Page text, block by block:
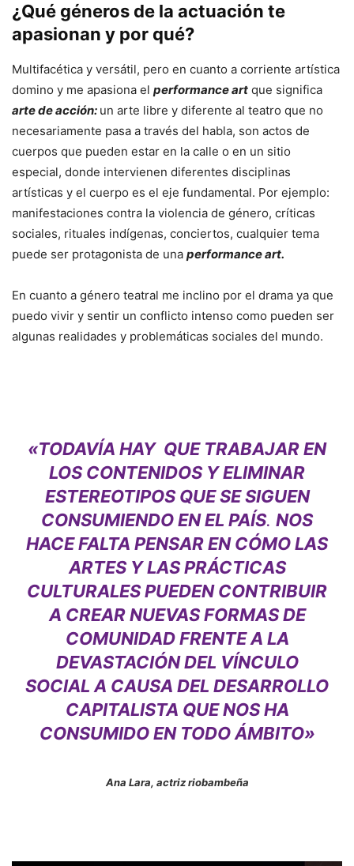
¿Qué géneros de la actuación te
apasionan y por qué?
Multifacética y versátil, pero en cuanto a corriente artística
domino y me apasiona el performance art que significa
arte de acción: un arte libre y diferente al teatro que no
necesariamente pasa a través del habla, son actos de
cuerpos que pueden estar en la calle o en un sitio
especial, donde intervienen diferentes disciplinas
artísticas y el cuerpo es el eje fundamental. Por ejemplo:
manifestaciones contra la violencia de género, críticas
sociales, rituales indígenas, conciertos, cualquier tema
puede ser protagonista de una performance art.
En cuanto a género teatral me inclino por el drama ya que
puedo vivir y sentir un conflicto intenso como pueden ser
algunas realidades y problemáticas sociales del mundo.
«TODAVÍA HAY QUE TRABAJAR EN
LOS CONTENIDOS Y ELIMINAR
ESTEREOTIPOS QUE SE SIGUEN
CONSUMIENDO EN EL PAÍS. NOS
HACE FALTA PENSAR EN CÓMO LAS
ARTES Y LAS PRÁCTICAS
CULTURALES PUEDEN CONTRIBUIR
A CREAR NUEVAS FORMAS DE
COMUNIDAD FRENTE A LA
DEVASTACIÓN DEL VÍNCULO
SOCIAL A CAUSA DEL DESARROLLO
CAPITALISTA QUE NOS HA
CONSUMIDO EN TODO ÁMBITO»
Ana Lara, actriz riobambeña